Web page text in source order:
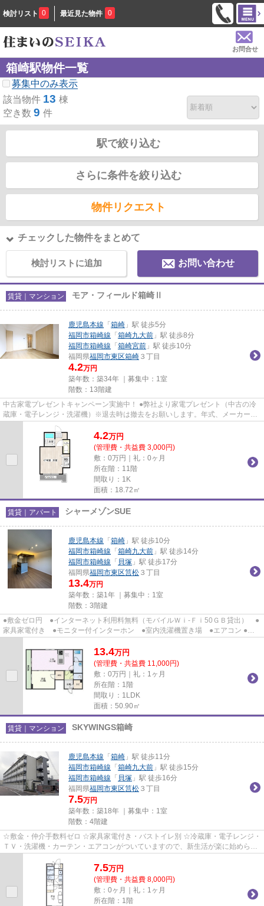
検討リスト 0 最近見た物件 0
お問合せ
箱崎駅物件一覧
募集中のみ表示
該当物件 13 棟
空き数 9 件
駅で絞り込む
さらに条件を絞り込む
物件リクエスト
チェックした物件をまとめて
検討リストに追加 お問い合わせ
賃貸｜マンション モア・フィールド箱崎Ⅱ
鹿児島本線 「 箱崎 」駅 徒歩5分
福岡市箱崎線 「 箱崎九大前 」駅 徒歩8分
福岡市箱崎線 「 箱崎宮前 」駅 徒歩10分
福岡県福岡市東区箱崎 ３丁目
4.2万円
築年数：築34年 ｜募集中： 1室
階数：13階建
中古家電プレゼントキャンペーン実施中！ ●弊社より家電プレゼント（中古の冷
蔵庫・電子レンジ・洗濯機）※退去時は撤去をお願いします。年式、メーカーの
4.2万円
(管理費・共益費 3,000円)
敷：0万円｜礼：0ヶ月
所在階：11階
間取り：1K
面積：18.72㎡
賃貸｜アパート シャーメゾンSUE
鹿児島本線 「 箱崎 」駅 徒歩10分
福岡市箱崎線 「 箱崎九大前 」駅 徒歩14分
福岡市箱崎線 「 貝塚 」駅 徒歩17分
福岡県福岡市東区筥松 ３丁目
13.4万円
築年数：築1年 ｜募集中： 1室
階数：3階建
●敷金ゼロ円 ●インターネット利用料無料（モバイルＷｉ-Ｆｉ50ＧＢ貸出） ●
家具家電付き ●モニター付インターホン ●室内洗濯機置き場 ●エアコン ●バ
13.4万円
(管理費・共益費 11,000円)
敷：0万円｜礼：1ヶ月
所在階：1階
間取り：1LDK
面積：50.90㎡
賃貸｜マンション SKYWINGS箱崎
鹿児島本線 「 箱崎 」駅 徒歩11分
福岡市箱崎線 「 箱崎九大前 」駅 徒歩15分
福岡市箱崎線 「 貝塚 」駅 徒歩16分
福岡県福岡市東区筥松 ３丁目
7.5万円
築年数：築18年 ｜募集中： 1室
階数：4階建
☆敷金・仲介手数料ゼロ ☆家具家電付き・バストイレ別 ☆冷蔵庫・電子レンジ・
ＴＶ・洗濯機・カーテン・エアコンがついていますので、新生活が楽に始められ
7.5万円
(管理費・共益費 8,000円)
敷：0ヶ月｜礼：1ヶ月
所在階：1階